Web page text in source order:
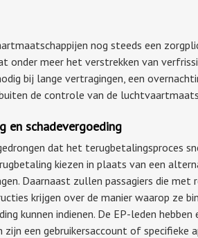
nog steeds een
onder meer het verstrekken van
bij lange vertragingen, een
de controle van de
en schadevergoeding
dat het terugbetalingsproces
kiezen in plaats van een
Daarnaast zullen passagiers die met
krijgen over de manier waarop ze
kunnen indienen. De EP-leden
een gebruikersaccount of specifieke